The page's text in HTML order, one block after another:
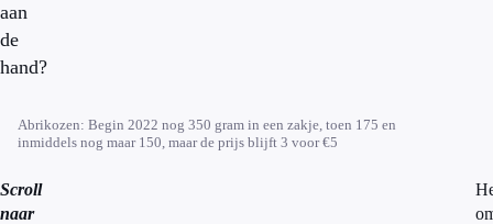
aan
de
hand?
Abrikozen: Begin 2022 nog 350 gram in een zakje, toen 175 en
inmiddels nog maar 150, maar de prijs blijft 3 voor €5
Scroll
naar